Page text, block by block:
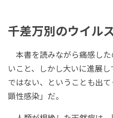
千差万別のウイル
本書を読みながら痛感し
いこと、しかし大いに進展
ではない、ということも出
顕性感染」だ。